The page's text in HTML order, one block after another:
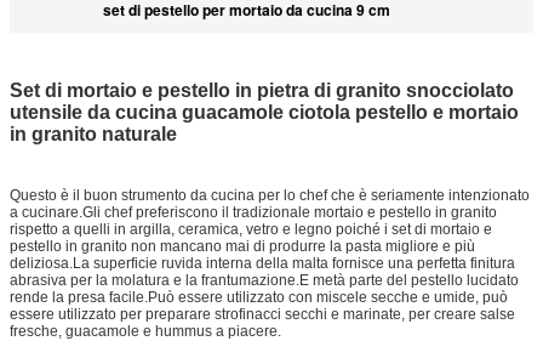
set di pestello per mortaio da cucina 9 cm
Set di mortaio e pestello in pietra di granito snocciolato
utensile da cucina guacamole ciotola pestello e mortaio
in granito naturale
Questo è il buon strumento da cucina per lo chef che è seriamente intenzionato
a cucinare.Gli chef preferiscono il tradizionale mortaio e pestello in granito
rispetto a quelli in argilla, ceramica, vetro e legno poiché i set di mortaio e
pestello in granito non mancano mai di produrre la pasta migliore e più
deliziosa.La superficie ruvida interna della malta fornisce una perfetta finitura
abrasiva per la molatura e la frantumazione.E metà parte del pestello lucidato
rende la presa facile.Può essere utilizzato con miscele secche e umide, può
essere utilizzato per preparare strofinacci secchi e marinate, per creare salse
fresche, guacamole e hummus a piacere.